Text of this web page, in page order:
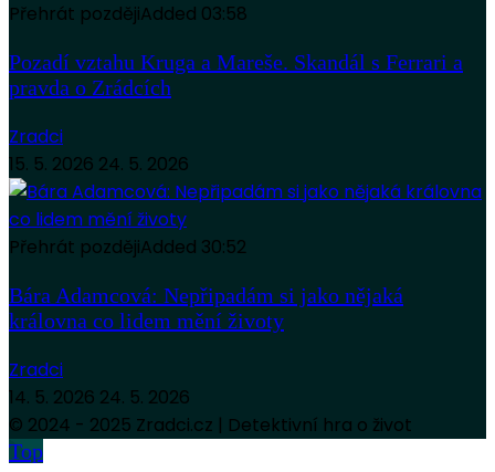
Přehrát pozdějiAdded 03:58
Pozadí vztahu Kruga a Mareše. Skandál s Ferrari a
pravda o Zrádcích
Zradci
15. 5. 2026 24. 5. 2026
Přehrát pozdějiAdded 30:52
Bára Adamcová: Nepřipadám si jako nějaká
královna co lidem mění životy
Zradci
14. 5. 2026 24. 5. 2026
© 2024 - 2025 Zradci.cz | Detektivní hra o život
Top